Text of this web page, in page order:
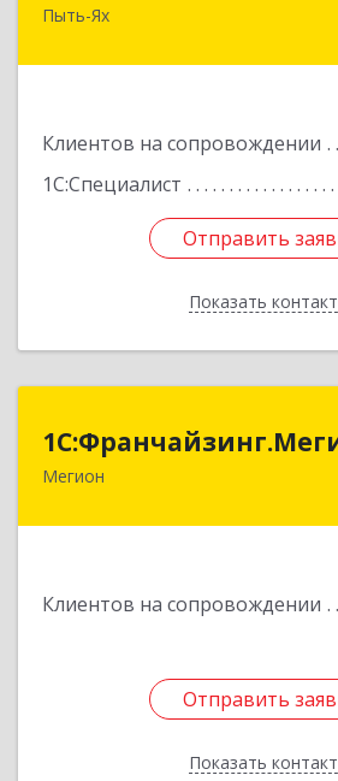
Пыть-Ях
Клиентов на сопровождении
1С:Специалист
Отправить
Показать
628380, Ханты-Мансийский
Отправить
Назад
Мегион
Клиентов на сопровождении
Отправить
Показать
Отправить
Назад